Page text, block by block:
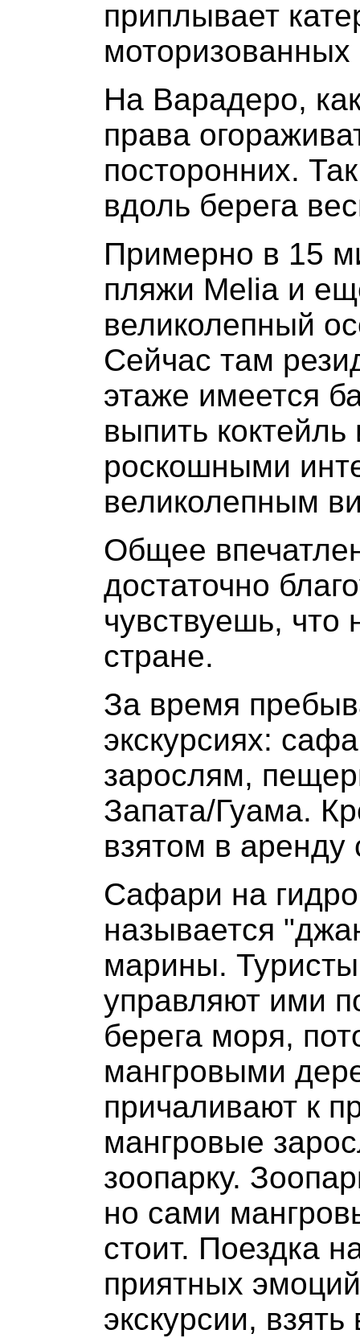
приплывает
моторизованных
На Варадеро,
права
посторонних.
вдоль берега
Примерно в 15
пляжи Melia и
великолепный
Сейчас там
этаже имеется
выпить
роскошными
великолепным
Общее
достаточно
чувствуешь, что
стране.
За время
экскурсиях:
зарослям,
Запата/Гуама.
взятом в аренду
Сафари на
называется
марины.
управляют ими
берега моря,
мангровыми
причаливают к
мангровые
зоопарку.
но сами
стоит. Поездка
приятных
экскурсии,